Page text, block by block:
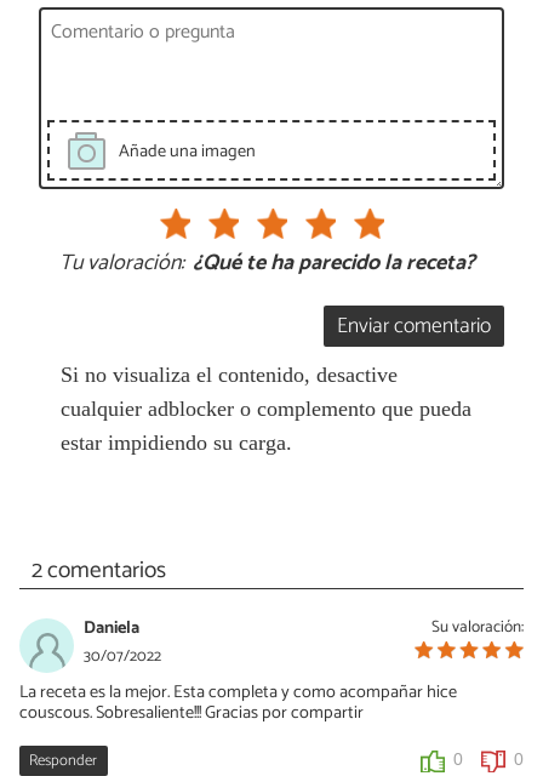
Añade una imagen
Tu valoración: ¿Qué te ha parecido la receta?
Enviar comentario
Si no visualiza el contenido, desactive
cualquier adblocker o complemento que pueda
estar impidiendo su carga.
2 comentarios
Su valoración:
Daniela
30/07/2022
La receta es la mejor. Esta completa y como acompañar hice
couscous. Sobresaliente!!! Gracias por compartir
Responder 0 0